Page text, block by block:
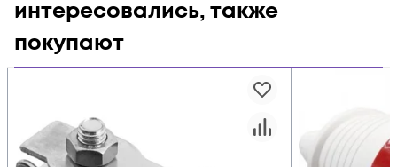
интересовались, также
покупают